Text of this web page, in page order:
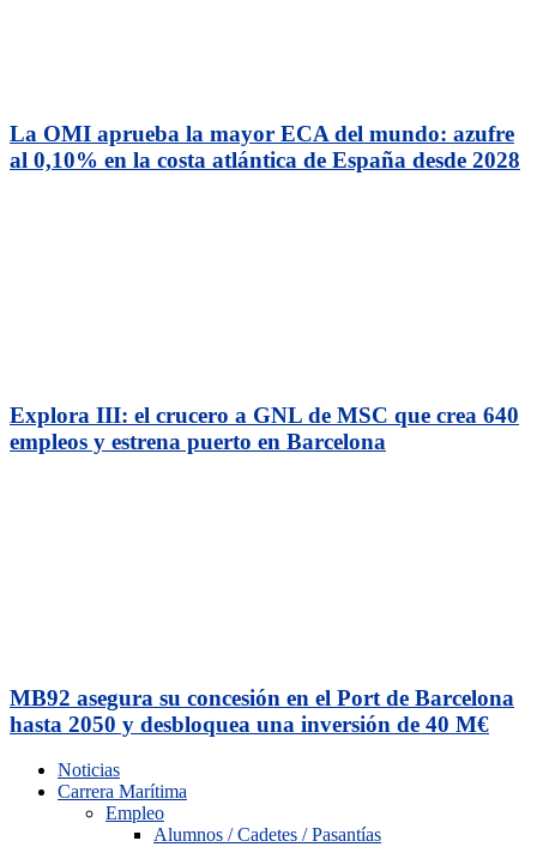
La OMI aprueba la mayor ECA del mundo: azufre
al 0,10% en la costa atlántica de España desde 2028
Explora III: el crucero a GNL de MSC que crea 640
empleos y estrena puerto en Barcelona
MB92 asegura su concesión en el Port de Barcelona
hasta 2050 y desbloquea una inversión de 40 M€
Noticias
Carrera Marítima
Empleo
Alumnos / Cadetes / Pasantías